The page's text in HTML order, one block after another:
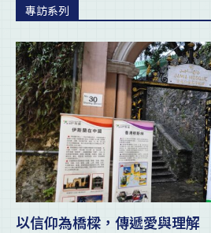
專訪系列
以信仰為橋樑，傳遞愛與理解